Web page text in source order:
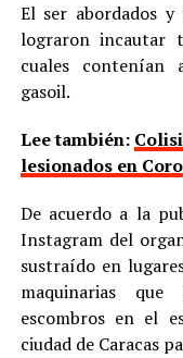
El ser abordados
lograron incautar
cuales contenían
gasoil.
Lee también:
lesionados en Coro
De acuerdo a la
Instagram del
sustraído en
maquinarias
escombros en el
ciudad de Caracas